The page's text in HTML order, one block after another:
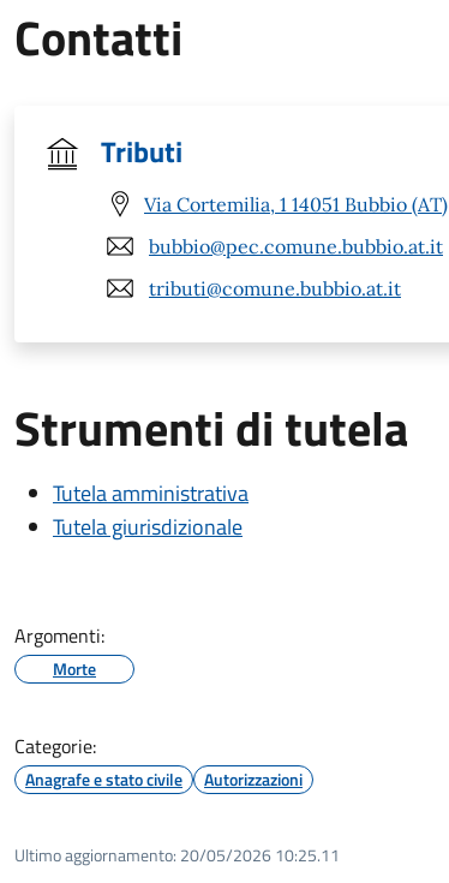
Contatti
Tributi
Via Cortemilia, 1 14051 Bubbio (AT)
bubbio@pec.comune.bubbio.at.it
tributi@comune.bubbio.at.it
Strumenti di tutela
Tutela amministrativa
Tutela giurisdizionale
Argomenti:
Morte
Categorie:
Anagrafe e stato civile Autorizzazioni
Ultimo aggiornamento: 20/05/2026 10:25.11